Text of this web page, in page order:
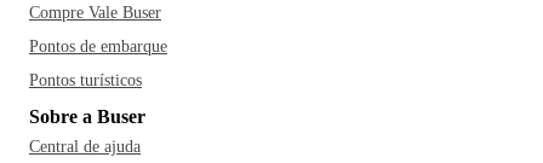
Compre Vale Buser
Pontos de embarque
Pontos turísticos
Sobre a Buser
Central de ajuda